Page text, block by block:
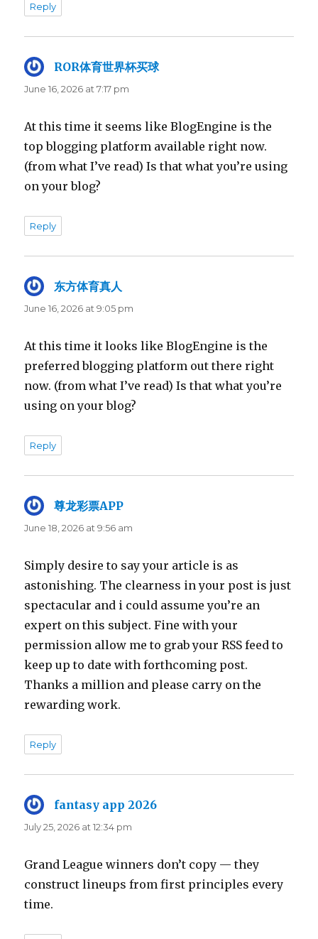
Reply
ROR体育世界杯买球says:
June 16, 2026 at 7:17 pm
At this time it seems like BlogEngine is the
top blogging platform available right now.
(from what I’ve read) Is that what you’re using
on your blog?
Reply
东方体育真人
June 16, 2026 at 9:05 pm
At this time it looks like BlogEngine is the
preferred blogging platform out there right
now. (from what I’ve read) Is that what you’re
using on your blog?
Reply
尊龙彩票APP
June 18, 2026 at 9:56 am
Simply desire to say your article is as
astonishing. The clearness in your post is just
spectacular and i could assume you’re an
expert on this subject. Fine with your
permission allow me to grab your RSS feed to
keep up to date with forthcoming post.
Thanks a million and please carry on the
rewarding work.
Reply
fantasy app 2026
July 25, 2026 at 12:34 pm
Grand League winners don’t copy — they
construct lineups from first principles every
time.